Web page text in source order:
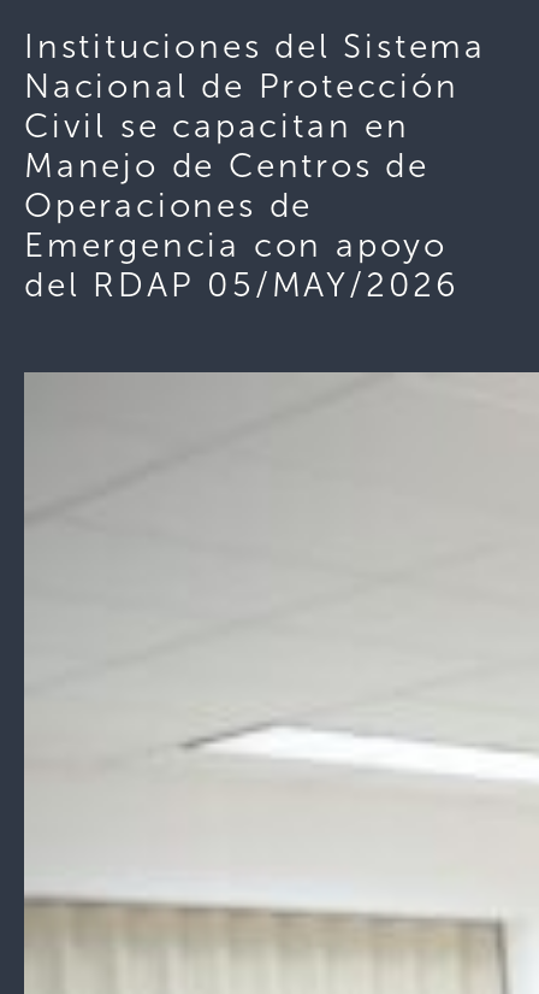
Instituciones del Sistema
Nacional de Protección
Civil se capacitan en
Manejo de Centros de
Operaciones de
Emergencia con apoyo
del RDAP 05/MAY/2026